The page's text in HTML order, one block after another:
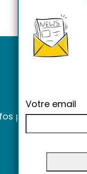
pratiques-FAQ
Votre email